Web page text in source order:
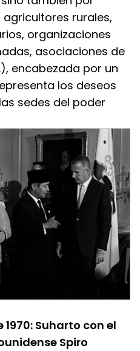
rurales,
organizaciones
asociaciones de
encabezada por un
los deseos
sedes del poder
Suharto con el
Spiro